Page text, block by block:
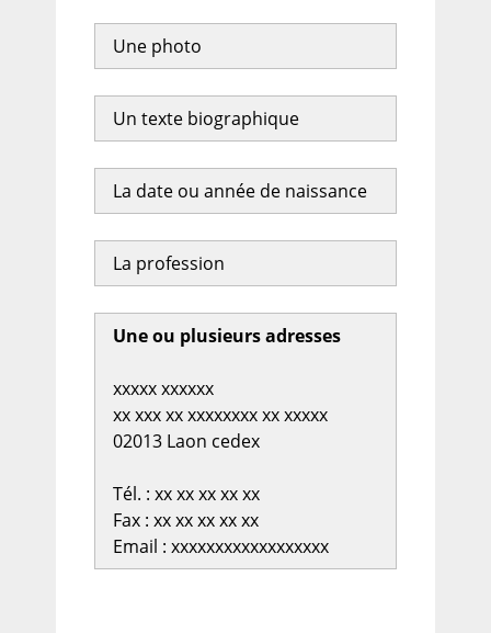
Une photo
Un texte biographique
La date ou année de naissance
La profession
Une ou plusieurs adresses
xxxxx xxxxxx
xx xxx xx xxxxxxxx xx xxxxx
02013 Laon cedex
Tél. : xx xx xx xx xx
Fax : xx xx xx xx xx
Email : xxxxxxxxxxxxxxxxxx